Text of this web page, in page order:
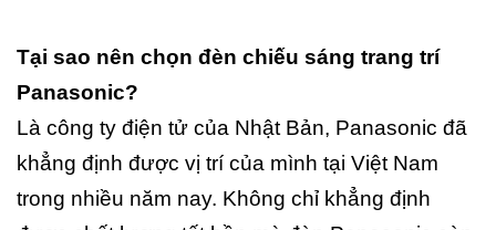
Tại sao nên chọn đèn chiếu sáng trang trí
Panasonic?
Là công ty điện tử của Nhật Bản, Panasonic đã
khẳng định được vị trí của mình tại Việt Nam
trong nhiều năm nay. Không chỉ khẳng định